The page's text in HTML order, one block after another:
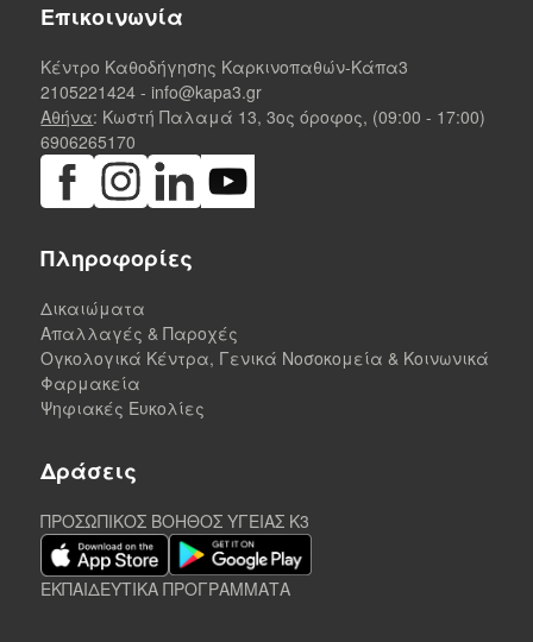
Επικοινωνία
Κέντρο Καθοδήγησης Καρκινοπαθών-Κάπα3
2105221424 - info@kapa3.gr
Αθήνα: Κωστή Παλαμά 13, 3ος όροφος, (09:00 - 17:00)
6906265170
Πληροφορίες
Δικαιώματα
Απαλλαγές & Παροχές
Ογκολογικά Κέντρα, Γενικά Νοσοκομεία & Κοινωνικά
Φαρμακεία
Ψηφιακές Ευκολίες
Δράσεις
ΠΡΟΣΩΠΙΚΟΣ ΒΟΗΘΟΣ ΥΓΕΙΑΣ K3
ΕΚΠΑΙΔΕΥΤΙΚΑ ΠΡΟΓΡΑΜΜΑΤΑ